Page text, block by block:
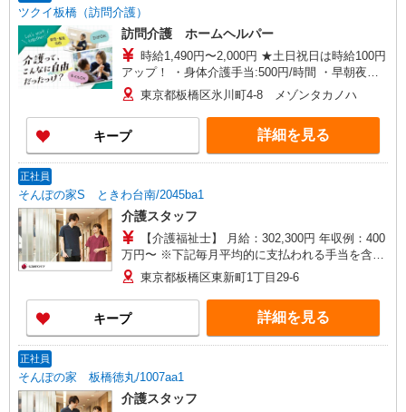
ツクイ板橋（訪問介護）
訪問介護 ホームヘルパー
時給1,490円〜2,000円 ★土日祝日は時給100円
アップ！ ・身体介護手当:500円/時間 ・早朝夜間
深夜手当:300円/時間 （18:00〜翌07:59の時間
帯） ・ICT手当:2,000円/月 ・深夜割増は別途支給
・ケア→ケアの移動時間も賃金（時給）を支給 ・
居住支援特別手当:120円/時間含む ※給与幅は資
格・経験等による
東京都板橋区氷川町4-8 メゾンタカノハ
キープ 詳細を見る
正社員
そんぽの家S ときわ台南/2045ba1
介護スタッフ
【介護福祉士】 月給：302,300円 年収例：400
万円〜 ※下記毎月平均的に支払われる手当を含み
ます。 ・職務手当 ・特別職務手当 ・特別地域手
当 ・（東京都）居住支援特別手当 ・働きがい向上
手当 ・特別夜勤手当 ・日祝手当（月平均2回分）
・夜勤手当（月平均5回分） ※居住支援特別手当
は勤続5年目までの方はさらに1万円支給（再入社
業時は別途時間外手当支給（超過1分〜）
東京都板橋区東新町1丁目29-6
キープ 詳細を見る
正社員
そんぽの家 板橋徳丸/1007aa1
介護スタッフ